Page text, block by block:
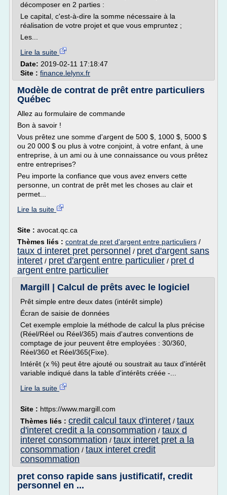
décomposer en 2 parties :
Le capital, c'est-à-dire la somme nécessaire à la
réalisation de votre projet et que vous empruntez ;
Les...
Lire la suite
Date: 2019-02-11 17:18:47
Site : finance.lelynx.fr
Modèle de contrat de prêt entre particuliers
Québec
Allez au formulaire de commande
Bon à savoir !
Vous prêtez une somme d'argent de 500 $, 1000 $, 5000 $
ou 20 000 $ ou plus à votre conjoint, à votre enfant, à une
entreprise, à un ami ou à une connaissance ou vous prêtez
entre entreprises?
Peu importe la confiance que vous avez envers cette
personne, un contrat de prêt met les choses au clair et
permet...
Lire la suite
Site : avocat.qc.ca
Thèmes liés : contrat de pret d'argent entre particuliers /
taux d interet pret personnel / pret d'argent sans
interet / pret d'argent entre particulier / pret d
argent entre particulier
Margill | Calcul de prêts avec le logiciel
Prêt simple entre deux dates (intérêt simple)
Écran de saisie de données
Cet exemple emploie la méthode de calcul la plus précise
(Réel/Réel ou Réel/365) mais d'autres conventions de
comptage de jour peuvent être employées : 30/360,
Réel/360 et Réel/365(Fixe).
Intérêt (x %) peut être ajouté ou soustrait au taux d'intérêt
variable indiqué dans la table d'intérêts créée -...
Lire la suite
Site : https://www.margill.com
Thèmes liés : credit calcul taux d'interet / taux
d'interet credit a la consommation / taux d
interet consommation / taux interet pret a la
consommation / taux interet credit
consommation
pret conso rapide sans justificatif, credit
personnel en ...